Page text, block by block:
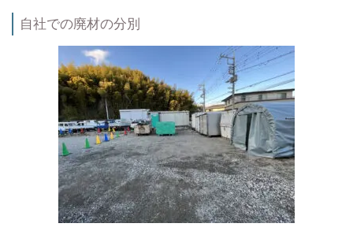
自社での廃材の分別